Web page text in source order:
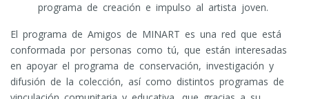
programa de creación e impulso al artista joven.
El programa de Amigos de MINART es una red que está
conformada por personas como tú, que están interesadas
en apoyar el programa de conservación, investigación y
difusión de la colección, así como distintos programas de